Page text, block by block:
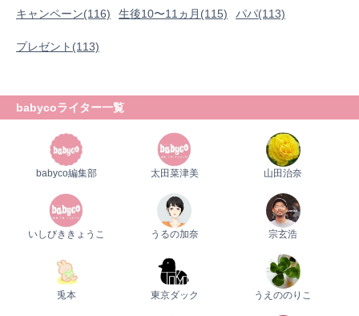
キャンペーン(116) 生後10〜11ヵ月(115) パパ(113)
プレゼント(113)
babycoライター一覧
babyco編集部 太田菜津美 山田治奈
いしびききょうこ うるの加奈 宗玄浩
兎本 東京ダック うえののりこ
プレママ
キャンペーン 生後10〜11ヵ月
パパ